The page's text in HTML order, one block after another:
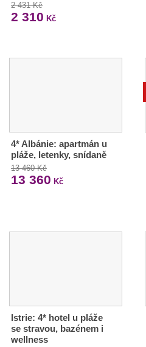
2 431 Kč
2 310 Kč
4* Albánie: apartmán u
pláže, letenky, snídaně
13 460 Kč
13 360 Kč
Istrie: 4* hotel u pláže
se stravou, bazénem i
wellness